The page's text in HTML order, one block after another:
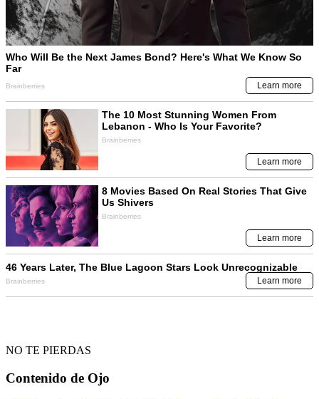
NO TE PIERDAS
Contenido de Ojo